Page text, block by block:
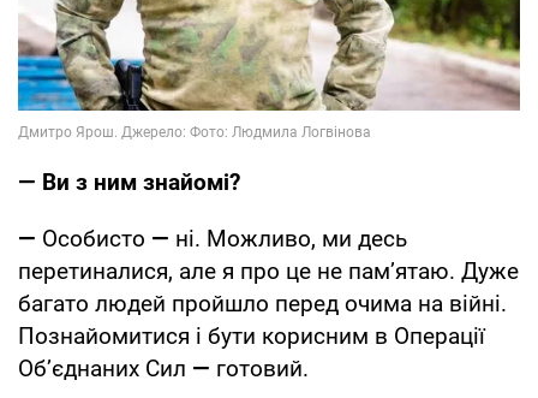
— Ви з ним знайомі?
— Особисто — ні. Можливо, ми десь
перетиналися, але я про це не пам’ятаю. Дуже
багато людей пройшло перед очима на війні.
Познайомитися і бути корисним в Операції
Об’єднаних Сил — готовий.